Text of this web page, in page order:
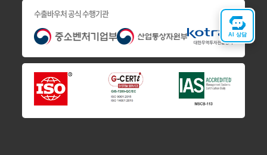
수출바우처 공식 수행기관
AI 상담